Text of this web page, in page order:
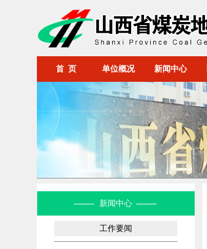
首 页 单位概况 新闻中心
新闻中心
工作要闻